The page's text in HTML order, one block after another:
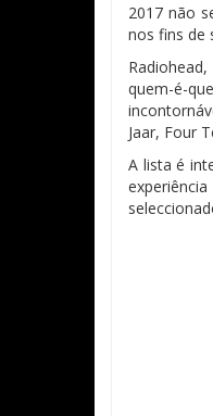
2017 não
nos fins de
quem-é-
Jaar, Four
A lista é